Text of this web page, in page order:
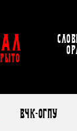
ВЧК-ОГПУ